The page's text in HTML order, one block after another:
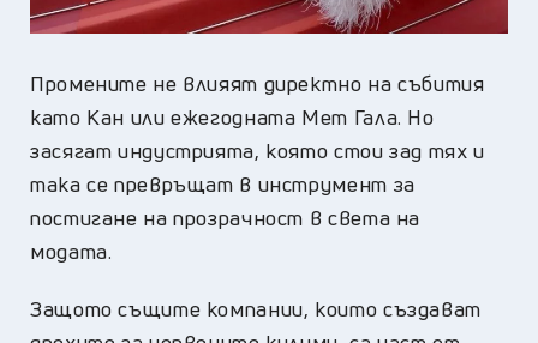
Промените не влияят директно на събития
като Кан или ежегодната Мет Гала. Но
засягат индустрията, която стои зад тях и
така се превръщат в инструмент за
постигане на прозрачност в света на
модата.
Защото същите компании, които създават